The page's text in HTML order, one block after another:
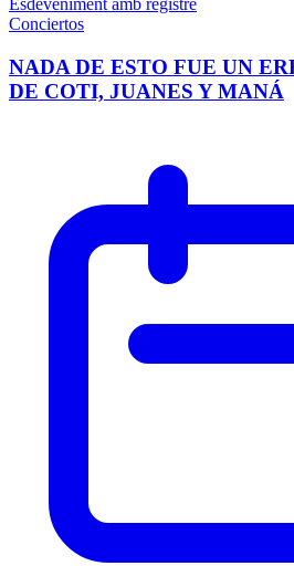
Esdeveniment amb registre
Conciertos
NADA DE ESTO FUE UN
DE COTI, JUANES Y MANÁ